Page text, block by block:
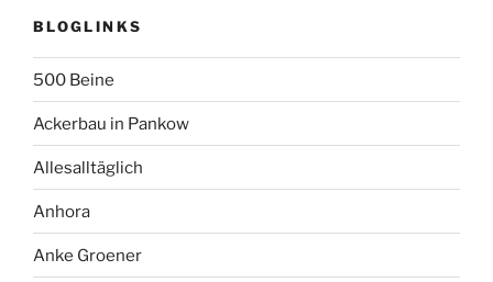
BLOGLINKS
500 Beine
Ackerbau in Pankow
Allesalltäglich
Anhora
Anke Groener